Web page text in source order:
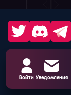
Войти Уведомления